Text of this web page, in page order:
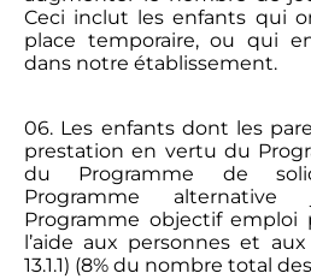
Ceci inclut les enfants qui
place temporaire, ou qui
dans notre établissement.
06. Les enfants dont les
prestation en vertu du
du Programme de
Programme
Programme objectif emploi
l’aide aux personnes et
13.1.1) (8% du nombre total